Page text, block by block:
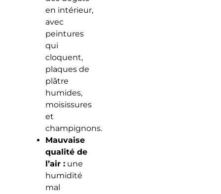
en intérieur,
avec
peintures
qui
cloquent,
plaques de
plâtre
humides,
moisissures
et
champignons.
Mauvaise
qualité de
l’air :une
humidité
mal